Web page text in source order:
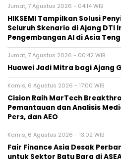
Jumat, 7 Agustus 2026 - 04:14 WIB
HIKSEMI Tampilkan Solusi
Seluruh Skenario di Ajang DTI
Pengembangan AI di Asia
Jumat, 7 Agustus 2026 - 00:42 WIB
Huawei Jadi Mitra bagi Ajang
Kamis, 6 Agustus 2026 - 17:00 WIB
Cision Raih MarTech
Pemantauan dan Analisis
Pers, dan AEO
Kamis, 6 Agustus 2026 - 13:02 WIB
Fair Finance Asia Desak
untuk Sektor Batu Bara di